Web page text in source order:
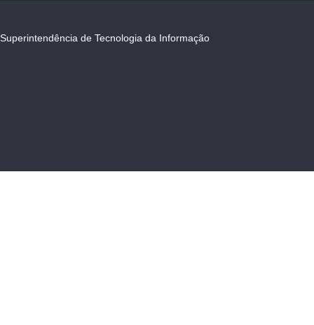
Superintendência de Tecnologia da Informação